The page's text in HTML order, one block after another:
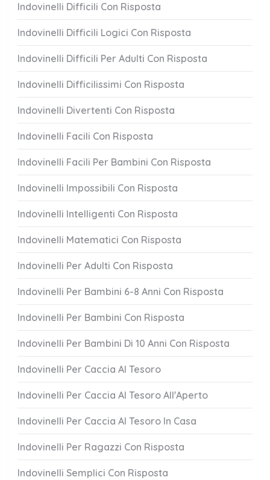
Indovinelli Difficili Con Risposta
Indovinelli Difficili Logici Con Risposta
Indovinelli Difficili Per Adulti Con Risposta
Indovinelli Difficilissimi Con Risposta
Indovinelli Divertenti Con Risposta
Indovinelli Facili Con Risposta
Indovinelli Facili Per Bambini Con Risposta
Indovinelli Impossibili Con Risposta
Indovinelli Intelligenti Con Risposta
Indovinelli Matematici Con Risposta
Indovinelli Per Adulti Con Risposta
Indovinelli Per Bambini 6-8 Anni Con Risposta
Indovinelli Per Bambini Con Risposta
Indovinelli Per Bambini Di 10 Anni Con Risposta
Indovinelli Per Caccia Al Tesoro
Indovinelli Per Caccia Al Tesoro All'Aperto
Indovinelli Per Caccia Al Tesoro In Casa
Indovinelli Per Ragazzi Con Risposta
Indovinelli Semplici Con Risposta